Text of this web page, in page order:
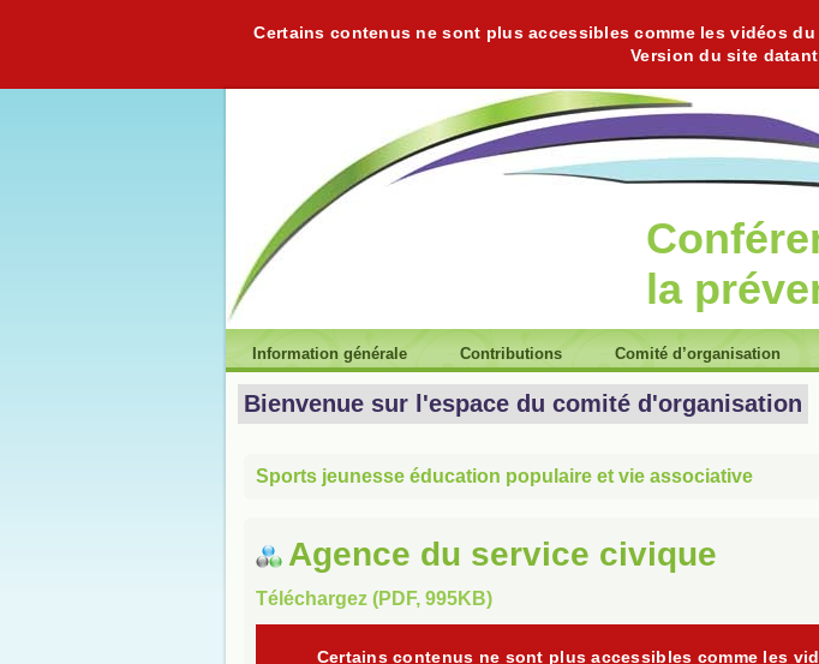
Certains contenus ne sont plus accessibles comme les vidéos
Version du site
la
Information générale Contributions Comité d’organisation
Bienvenue sur l'espace du comité d'organisation
Sports jeunesse éducation populaire et vie associative
Agence du service civique
Téléchargez (PDF, 995KB)